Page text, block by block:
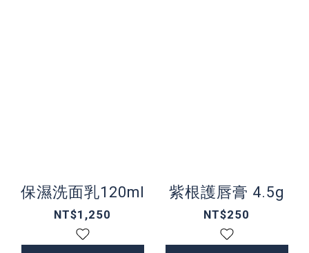
保濕洗面乳120ml
NT$1,250
紫根護唇膏 4.5g
NT$250